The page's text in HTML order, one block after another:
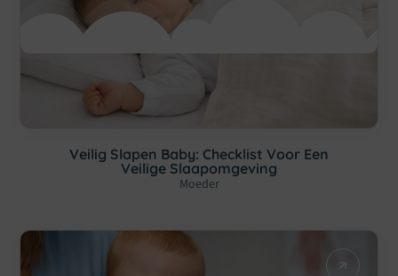
Veilig Slapen Baby: Checklist Voor Een
Veilige Slaapomgeving
Moeder